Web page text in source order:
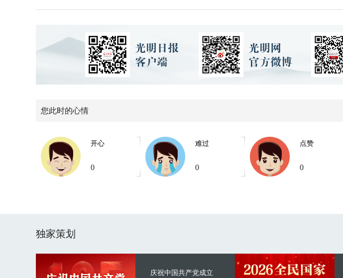
您此时的心情
开心
0
难过
0
点赞
0
独家策划
庆祝中国共产党成立